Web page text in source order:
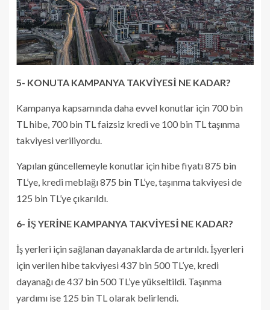
5- KONUTA KAMPANYA TAKVİYESİ NE KADAR?
Kampanya kapsamında daha evvel konutlar için 700 bin
TL hibe, 700 bin TL faizsiz kredi ve 100 bin TL taşınma
takviyesi veriliyordu.
Yapılan güncellemeyle konutlar için hibe fiyatı 875 bin
TL’ye, kredi meblağı 875 bin TL’ye, taşınma takviyesi de
125 bin TL’ye çıkarıldı.
6- İŞ YERİNE KAMPANYA TAKVİYESİ NE KADAR?
İş yerleri için sağlanan dayanaklarda de artırıldı. İşyerleri
için verilen hibe takviyesi 437 bin 500 TL’ye, kredi
dayanağı de 437 bin 500 TL’ye yükseltildi. Taşınma
yardımı ise 125 bin TL olarak belirlendi.